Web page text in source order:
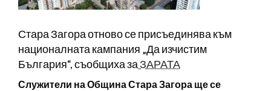
Стара Загора отново се присъединява към
националната кампания „Да изчистим
България“, съобщиха заЗАРАТА
Служители на Община Стара Загора ще се